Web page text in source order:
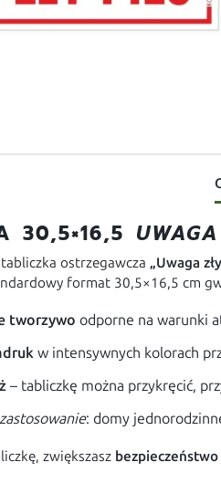
30,5×16,5
ostrzegawcza „Uwaga
format 30,5×16,5 cm
tworzywo odporne na warunki
w intensywnych kolorach
– tabliczkę można przykręcić,
: domy
zwiększasz